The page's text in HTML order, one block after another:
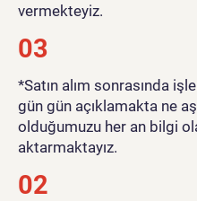
vermekteyiz.
03
*Satın alım sonrasında
gün gün açıklamakta ne
olduğumuzu her an bilgi
aktarmaktayız.
02